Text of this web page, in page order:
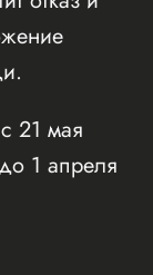
21 мая
1 апреля